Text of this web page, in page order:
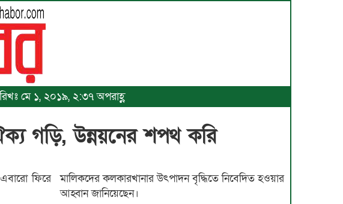
মে ১, ২০১৯, ২:৩৭ অপরাহ্ণ
গড়ি, উন্নয়নের শপথ করি
ফিরে
মালিকদের কলকারখানার উৎপাদন বৃদ্ধিতে নিবেদিত হওয়ার
আহ্বান জানিয়েছেন।